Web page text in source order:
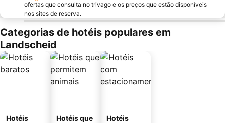
ofertas que consulta no trivago e os preços que estão disponíveis
nos sites de reserva.
Categorias de hotéis populares em
Landscheid
Hotéis
Hotéis que
Hotéis